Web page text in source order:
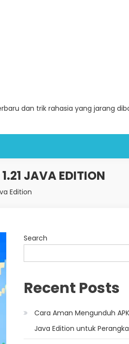
dan trik rahasia yang jarang
JAVA EDITION
Edition
Search
Recent Posts
Cara Aman Mengunduh
Java Edition untuk